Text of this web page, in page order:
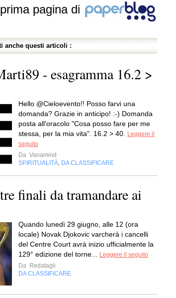
pagina di
anche questi articoli :
- esagramma 16.2 >
Hello @Cieloevento!! Posso farvi una
domanda? Grazie in anticipo! :-) Domanda
posta all'oracolo "Cosa posso fare per me
stessa, per la mia vita". 16.2 > 40.
Leggere il
seguito
Da Vanamind
SPIRITUALITÀ DA CLASSIFICARE
finali da tramandare ai
Quando lunedì 29 giugno, alle 12 (ora
locale) Novak Djokovic varcherà i cancelli
del Centre Court avrà inizio ufficialmente la
129° edizione del torne...
Leggere il seguito
Da Redatagli
DA CLASSIFICARE